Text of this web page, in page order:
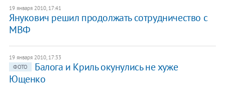
19 января 2010, 17:41
Янукович решил продолжать сотрудничество с
МВФ
19 января 2010, 17:33
ФОТО
Балога и Криль окунулись не хуже
Ющенко